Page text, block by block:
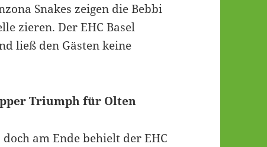
Snakes zeigen die Bebbi
zieren. Der EHC Basel
ließ den Gästen keine
Triumph für Olten
am Ende behielt der EHC